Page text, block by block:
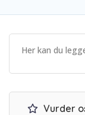
Her kan du
Vurder